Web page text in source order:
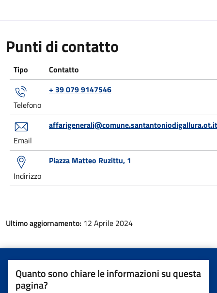
Punti di contatto
Tipo Contatto
Telefono
+ 39 079 9147546
Email
affarigenerali@comune.santantoniodigallura.ot.it
Indirizzo
Piazza Matteo Ruzittu, 1
Ultimo aggiornamento: 12 Aprile 2024
Quanto sono chiare le informazioni su questa
pagina?